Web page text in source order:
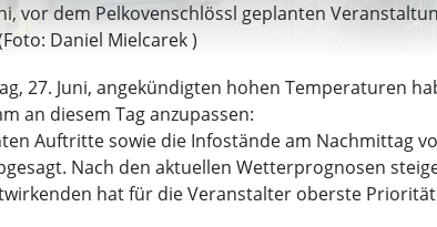
vor dem Pelkovenschlössl geplanten
Daniel Mielcarek )
27. Juni, angekündigten hohen Temperaturen
an diesem Tag anzupassen:
Auftritte sowie die Infostände am Nachmittag
Nach den aktuellen Wetterprognosen
hat für die Veranstalter oberste